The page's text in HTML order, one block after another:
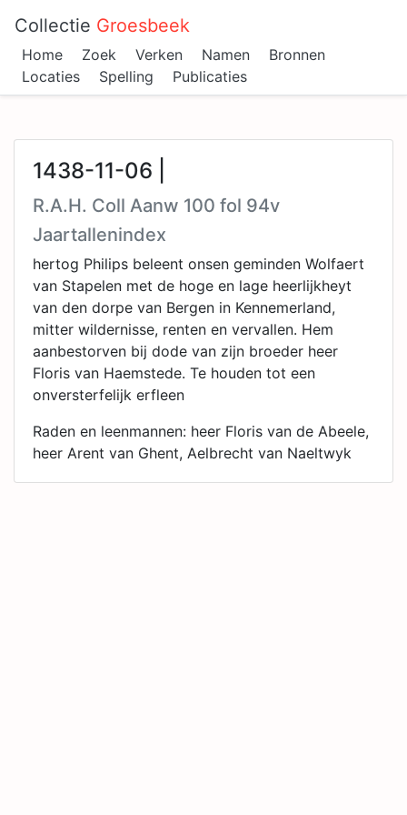
Collectie Groesbeek
Home Zoek Verken Namen
Bronnen
Locaties
Spelling Publicaties
1438-11-06 |
R.A.H. Coll Aanw 100 fol 94v
Jaartallenindex
hertog Philips beleent onsen geminden Wolfaert
van Stapelen met de hoge en lage heerlijkheyt
van den dorpe van Bergen in Kennemerland,
mitter wildernisse, renten en vervallen. Hem
aanbestorven bij dode van zijn broeder heer
Floris van Haemstede. Te houden tot een
onversterfelijk erfleen
Raden en leenmannen: heer Floris van de Abeele,
heer Arent van Ghent, Aelbrecht van Naeltwyk